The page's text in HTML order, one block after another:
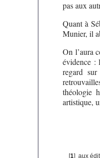
pas aux
Quant à
Munier, il
On l’aura
évidence :
regard
théologie
artistique,
[1] aux